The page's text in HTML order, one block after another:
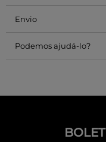
Envio
Podemos ajudá-lo?